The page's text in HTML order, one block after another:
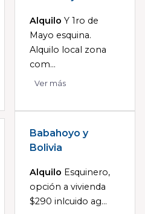
Alquilo Y 1ro de
Mayo esquina.
Alquilo local zona
com...
Ver más
Babahoyo y
Bolivia
Alquilo Esquinero,
opción a vivienda
$290 inlcuido ag...